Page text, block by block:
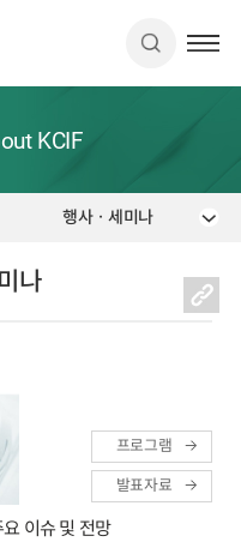
KCIF
행사ㆍ세미나
나
이슈 및 전망
프로그램
발표자료